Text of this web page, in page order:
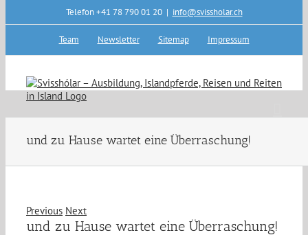
Telefon +41 78 790 01 20 | info@svissholar.ch
Team Newsletter Sitemap Impressum
und zu Hause wartet eine Überraschung!
Previous Next
und zu Hause wartet eine Überraschung!